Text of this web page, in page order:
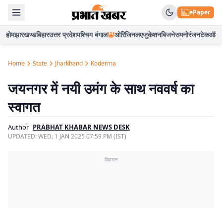
ePaper
होमझारखण्डबिहारउत्तर प्रदेशपश्चिम बंगाल ओरिजिनलएजुकेशनबिजनेसमनोरंजनटेकऑटो
Home State Jharkhand Koderma
जयनगर में नयी उमंग के साथ नववर्ष का
स्वागत
Author PRABHAT KHABAR NEWS DESK
UPDATED:WED, 1 JAN 2025 07:59 PM (IST)
विज्ञापन